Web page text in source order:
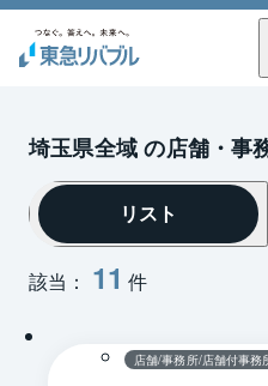
埼玉県全域 の店舗・事
該当： 11 件
リスト
店舗/事務所/店舗付事務